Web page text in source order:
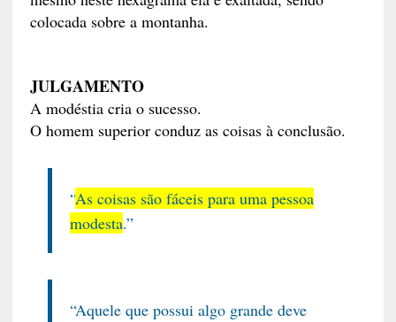
colocada sobre a montanha.
JULGAMENTO
A modéstia cria o sucesso.
O homem superior conduz as coisas à conclusão.
“As coisas são fáceis para uma pessoa
modesta.”
“Aquele que possui algo grande deve